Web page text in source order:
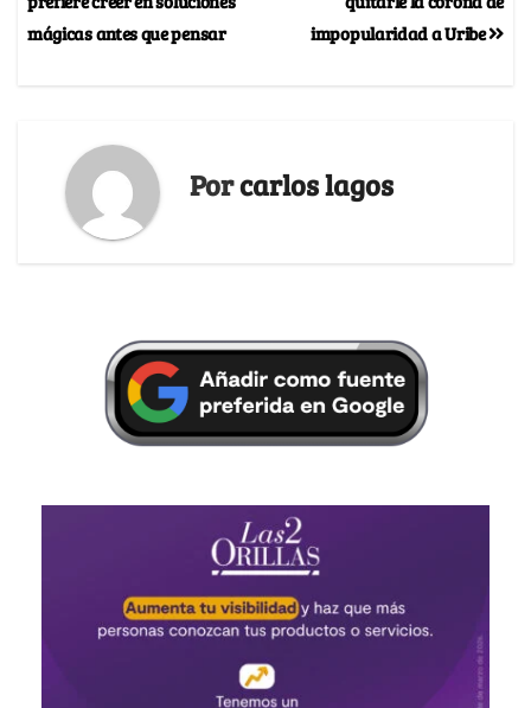
impopularidad a Uribe
mágicas antes que pensar
Porcarlos lagos